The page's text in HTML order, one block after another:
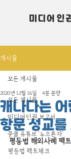
미디어인
게시물
모든 게시물
미디어인권 보고서
뭉클 유튜브 '노으른자'
평등법 팩트체크
모든 게시물
캐나다는
항문 성교
2020년 12월 16일 4분 분량
평등법 해외사례 팩